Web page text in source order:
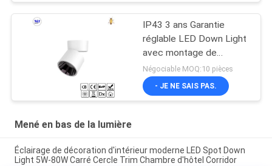
IP43 3 ans Garantie
réglable LED Down Light
avec montage de
surface Pour l'usage
domestique dans les
centres commerciaux
Négociable MOQ:10 pièces
- JE NE SAIS PAS.
Mené en bas de la lumière
Éclairage de décoration d'intérieur moderne LED Spot Down
Light 5W-80W Carré Cercle Trim Chambre d'hôtel Corridor